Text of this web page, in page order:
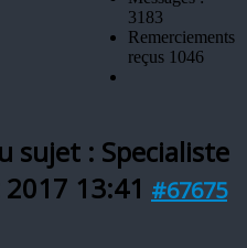
3183
Remerciements
reçus 1046
sujet : Specialiste
13:41 #67675